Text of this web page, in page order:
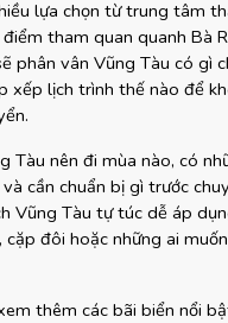
lựa chọn từ trung tâm
tham quan quanh Bà
phân vân Vũng Tàu có gì
xếp lịch trình thế nào để
Tàu nên đi mùa nào, có
cần chuẩn bị gì trước
Vũng Tàu tự túc dễ áp
cặp đôi hoặc những ai
thêm các bãi biển nổi